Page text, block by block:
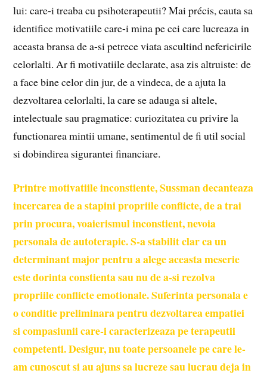
lui: care-i treaba cu psihoterapeutii? Mai précis, cauta sa
identifice motivatiile care-i mina pe cei care lucreaza in
aceasta bransa de a-si petrece viata ascultind nefericirile
celorlalti. Ar fi motivatiile declarate, asa zis altruiste: de
a face bine celor din jur, de a vindeca, de a ajuta la
dezvoltarea celorlalti, la care se adauga si altele,
intelectuale sau pragmatice: curiozitatea cu privire la
functionarea mintii umane, sentimentul de fi util social
si dobindirea sigurantei financiare.
Printre motivatiile inconstiente, Sussman decanteaza
incercarea de a stapinipropriile conflicte, de a trai
prin procura, voaierismul inconstient, nevoia
personala de autoterapie. S-a stabilit clar ca un
determinant major pentru a alege aceasta meserie
este dorinta constienta sau nu de a-si rezolva
propriile conflicte emotionale. Suferinta personala e
o conditie preliminara pentru dezvoltarea empatiei
si compasiunii care-i caracterizeaza pe terapeutii
competenti. Desigur, nu toate persoanele pe care le-
am cunoscut si au ajuns sa lucreze sau lucrau deja in